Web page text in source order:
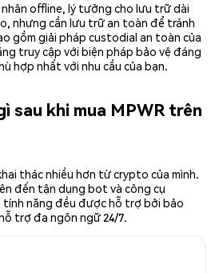
offline, lý tưởng cho lưu trữ dài
nhưng cần lưu trữ an toàn để tránh
gồm giải pháp custodial an toàn của
truy cập với biện pháp bảo vệ đáng
hợp nhất với nhu cầu của bạn.
sau khi mua MPWR trên
thác nhiều hơn từ crypto của mình.
đến tận dụng bot và công cụ
năng đều được hỗ trợ bởi bảo
trợ đa ngôn ngữ 24/7.